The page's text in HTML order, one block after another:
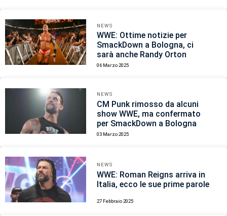
NEWS
WWE: Ottime notizie per
SmackDown a Bologna, ci
sarà anche Randy Orton
06 Marzo 2025
NEWS
CM Punk rimosso da alcuni
show WWE, ma confermato
per SmackDown a Bologna
03 Marzo 2025
NEWS
WWE: Roman Reigns arriva in
Italia, ecco le sue prime parole
27 Febbraio 2025